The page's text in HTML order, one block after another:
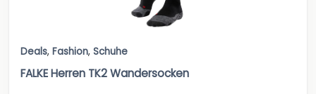
Deals, Fashion, Schuhe
FALKE Herren TK2 Wandersocken